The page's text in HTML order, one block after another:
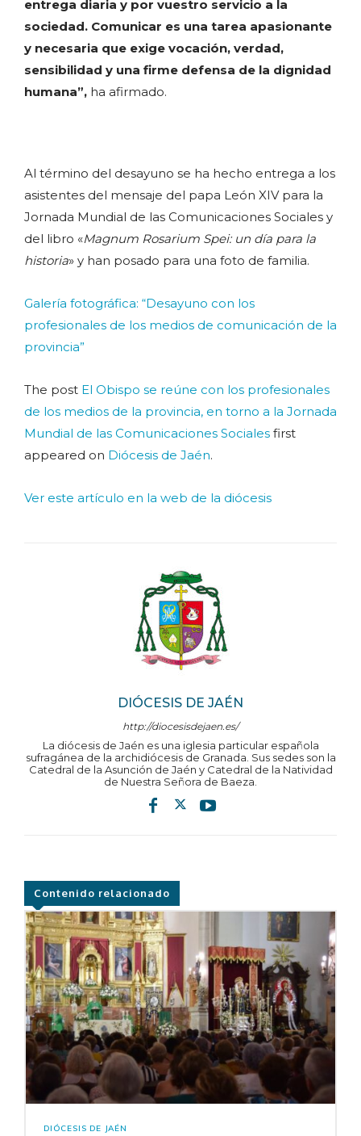
DIÓCESIS DE JAÉN
http://diocesisdejaen.es/
La diócesis de Jaén es una iglesia particular española
sufragánea de la archidiócesis de Granada. Sus sedes son la
Catedral de la Asunción de Jaén y Catedral de la Natividad
de Nuestra Señora de Baeza.
entrega diaria y por vuestro servicio a la
sociedad. Comunicar es una tarea apasionante
y necesaria que exige vocación, verdad,
sensibilidad y una firme defensa de la dignidad
humana”, ha afirmado.
Al término del desayuno se ha hecho entrega a los
asistentes del mensaje del papa León XIV para la
Jornada Mundial de las Comunicaciones Sociales y
del libro «Magnum Rosarium Spei: un día para la
historia» y han posado para una foto de familia.
Galería fotográfica: “Desayuno con los
profesionales de los medios de comunicación de la
provincia”
The post El Obispo se reúne con los profesionales
de los medios de la provincia, en torno a la Jornada
Mundial de las Comunicaciones Sociales first
appeared on Diócesis de Jaén.
Ver este artículo en la web de la diócesis
Contenido relacionado
DIÓCESIS DE JAÉN